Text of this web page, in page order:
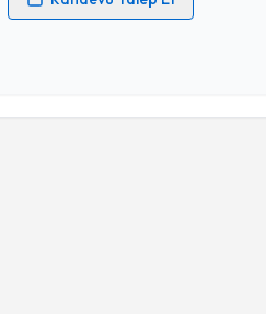
işlenmesine ilişkinAydınlatma Metni